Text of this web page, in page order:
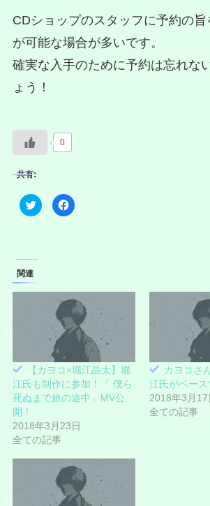
CDショップのスタッフに予約の
が可能な場合が多いです。
確実な入手のために予約は忘れな
ょう！
0
共有:
ク
リ
w
e
で
有
い
ウ
ィ
ン
ド
ウ
開
き
ま
す
F
a
す
る
に
は
ク
リ
し
て
く
だ
さ
い
新
し
ン
ド
ウ
で
開
関連
【カヨコ×堀江晶太】堀
江氏も制作に参加！「 僕ら
死ぬまで旅の途中」MV公
開！
2018年3月23日
全ての記事
カヨコさ
江氏がベース
2018年3月17
全ての記事